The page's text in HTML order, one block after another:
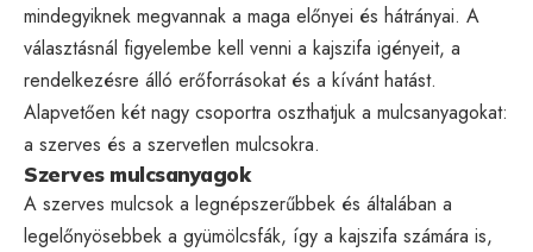
mindegyiknek megvannak a maga előnyei és hátrányai. A
választásnál figyelembe kell venni a kajszifa igényeit, a
rendelkezésre álló erőforrásokat és a kívánt hatást.
Alapvetően két nagy csoportra oszthatjuk a mulcsanyagokat:
a szerves és a szervetlen mulcsokra.
Szerves mulcsanyagok
A szerves mulcsok a legnépszerűbbek és általában a
legelőnyösebbek a gyümölcsfák, így a kajszifa számára is,